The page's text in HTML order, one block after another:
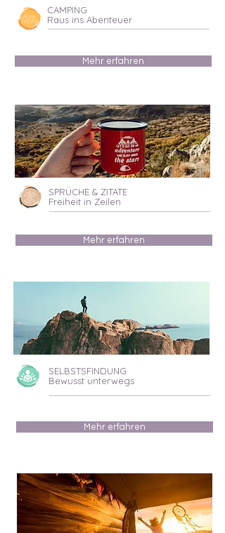
CAMPING
Raus ins Abenteuer
Mehr erfahren
SPRÜCHE & ZITATE
Freiheit in Zeilen
Mehr erfahren
SELBSTSFINDUNG
Bewusst unterwegs
Mehr erfahren